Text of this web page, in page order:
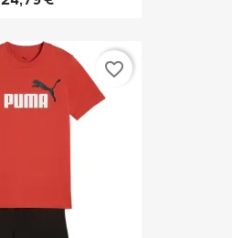
favorite_border